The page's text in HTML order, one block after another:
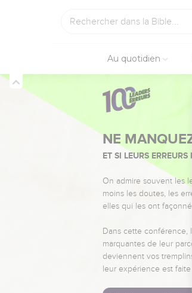
Au quotidien
NE
ET SI LEURS
On admire souvent les
moins les doutes, les
elles qui les ont façonnés.
Dans cette conférence,
marquantes de leur
deviennent vos
leur expérience est faite